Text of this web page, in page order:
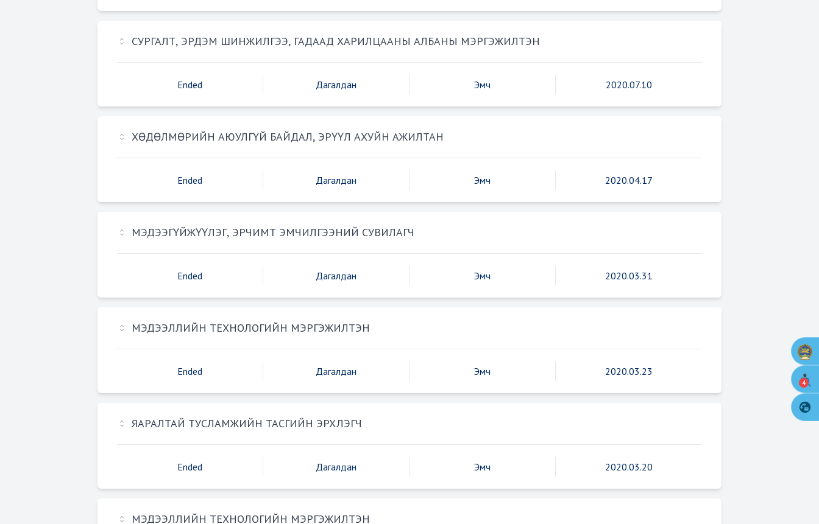
СУРГАЛТ, ЭРДЭМ ШИНЖИЛГЭЭ, ГАДААД ХАРИЛЦААНЫ АЛБАНЫ МЭРГЭЖИЛТЭН
Ended Дагалдан Эмч 2020.07.10
ХӨДӨЛМӨРИЙН АЮУЛГҮЙ БАЙДАЛ, ЭРҮҮЛ АХУЙН АЖИЛТАН
Ended Дагалдан Эмч 2020.04.17
МЭДЭЭГҮЙЖҮҮЛЭГ, ЭРЧИМТ ЭМЧИЛГЭЭНИЙ СУВИЛАГЧ
Ended Дагалдан Эмч 2020.03.31
МЭДЭЭЛЛИЙН ТЕХНОЛОГИЙН МЭРГЭЖИЛТЭН
Ended Дагалдан Эмч 2020.03.23
ЯАРАЛТАЙ ТУСЛАМЖИЙН ТАСГИЙН ЭРХЛЭГЧ
Ended Дагалдан Эмч 2020.03.20
МЭДЭЭЛЛИЙН ТЕХНОЛОГИЙН МЭРГЭЖИЛТЭН
4